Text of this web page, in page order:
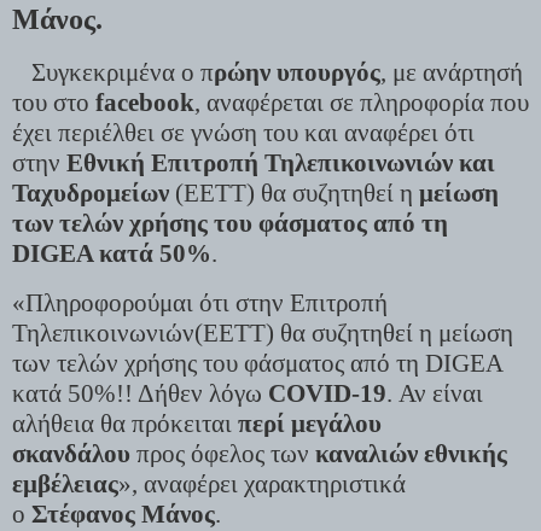
Μάνος.
Συγκεκριμένα ο πρώην υπουργός, με ανάρτησή
του στο facebook, αναφέρεται σε πληροφορία που
έχει περιέλθει σε γνώση του και αναφέρει ότι
στην Εθνική Επιτροπή Τηλεπικοινωνιών και
Ταχυδρομείων (ΕΕΤΤ) θα συζητηθεί η μείωση
των τελών χρήσης του φάσματος από τη
DIGEA κατά 50%.
«Πληροφορούμαι ότι στην Επιτροπή
Τηλεπικοινωνιών(ΕΕΤΤ) θα συζητηθεί η μείωση
των τελών χρήσης του φάσματος από τη DIGEA
κατά 50%!! Δήθεν λόγω COVID-19. Αν είναι
αλήθεια θα πρόκειται περί μεγάλου
σκανδάλου προς όφελος των καναλιών εθνικής
εμβέλειας», αναφέρει χαρακτηριστικά
ο Στέφανος Μάνος.